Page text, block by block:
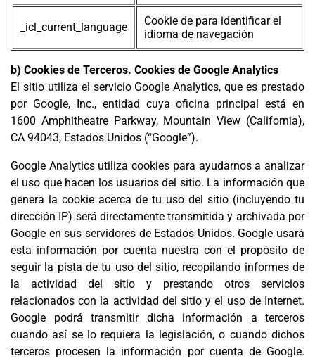
_icl_current_language
Cookie de para identificar el
idioma de navegación
b) Cookies de Terceros. Cookies de Google Analytics
El sitio utiliza el servicio Google Analytics, que es prestado
por Google, Inc., entidad cuya oficina principal está en
1600 Amphitheatre Parkway, Mountain View (California),
CA 94043, Estados Unidos (“Google”).
Google Analytics utiliza cookies para ayudarnos a analizar
el uso que hacen los usuarios del sitio. La información que
genera la cookie acerca de tu uso del sitio (incluyendo tu
dirección IP) será directamente transmitida y archivada por
Google en sus servidores de Estados Unidos. Google usará
esta información por cuenta nuestra con el propósito de
seguir la pista de tu uso del sitio, recopilando informes de
la actividad del sitio y prestando otros servicios
relacionados con la actividad del sitio y el uso de Internet.
Google podrá transmitir dicha información a terceros
cuando así se lo requiera la legislación, o cuando dichos
terceros procesen la información por cuenta de Google.